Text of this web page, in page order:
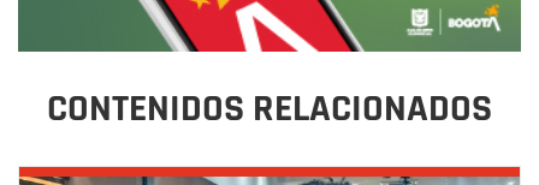
CONTENIDOS RELACIONADOS